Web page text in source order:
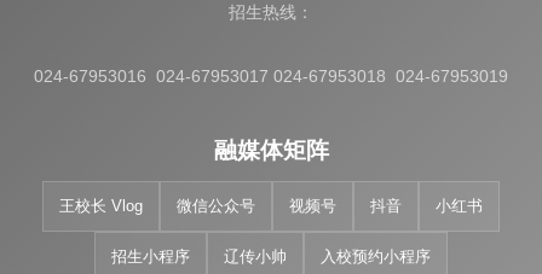
招生热线：
024-67953016 024-67953017 024-67953018 024-67953019
融媒体矩阵
王校长 Vlog 微信公众号 视频号 抖音 小红书
招生小程序 辽传小帅 入校预约小程序